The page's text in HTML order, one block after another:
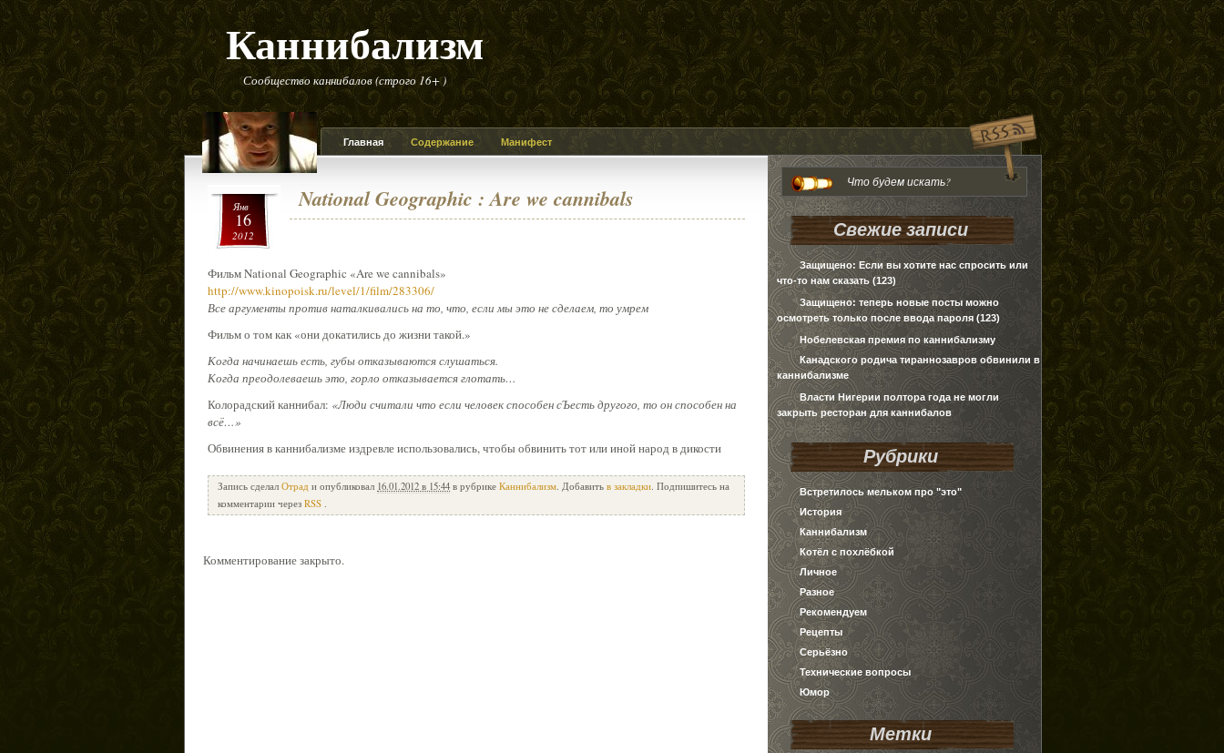
Каннибализм
Сообщество каннибалов (строго 16+ )
Главная Содержание Манифест
Свежие записи
Защищено: Если вы хотите нас спросить или
что-то нам сказать (123)
Защищено: теперь новые посты можно
осмотреть только после ввода пароля (123)
Нобелевская премия по каннибализму
Канадского родича тираннозавров обвинили в
каннибализме
Власти Нигерии полтора года не могли
закрыть ресторан для каннибалов
Рубрики
Встретилось мельком про "это"
История
Каннибализм
Котёл с похлёбкой
Личное
Разное
Рекомендуем
Рецепты
Серьёзно
Технические вопросы
Юмор
Метки
Янв
16
2012
National Geographic : Are we cannibals
Фильм National Geographic «Are we cannibals»
http://www.kinopoisk.ru/level/1/film/283306/
Все аргументы против наталкивались на то, что, если мы это не сделаем, то умрем
Фильм о том как «они докатились до жизни такой.»
Когда начинаешь есть, губы отказываются слушаться.
Когда преодолеваешь это, горло отказывается глотать…
Колорадский каннибал: «Люди считали что если человек способен сЪесть другого, то он способен на
всё…»
Обвинения в каннибализме издревле использовались, чтобы обвинить тот или иной народ в дикости
Запись сделал Отрад и опубликовал 16.01.2012 в 15:44 в рубрике Каннибализм. Добавить в закладки. Подпишитесь на
комментарии через RSS .
Комментирование закрыто.